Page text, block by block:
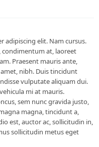
adipiscing elit. Nam cursus.
condimentum at, laoreet
Praesent mauris ante,
nibh. Duis tincidunt
vulputate aliquam dui.
mi at mauris.
sem nunc gravida justo,
magna, tincidunt a,
est, auctor ac, sollicitudin in,
sollicitudin metus eget